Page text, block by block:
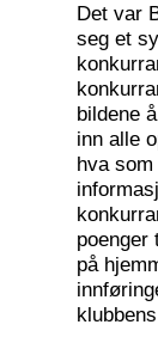
Det var
seg et
bildene
inn alle
hva
poenger
på